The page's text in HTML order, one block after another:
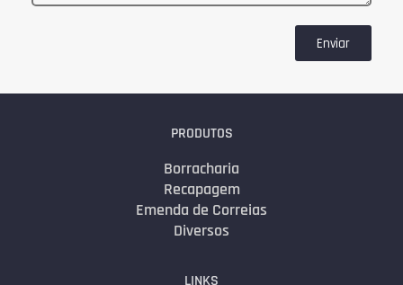
Enviar
PRODUTOS
Borracharia
Recapagem
Emenda de Correias
Diversos
LINKS